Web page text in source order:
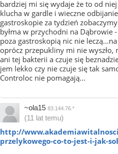
bardziej mi się wydaje że to od
klucha w gardle i wieczne
gastroskopie za tydzień
byłma w przychodni na Dąbrowie
poza gastroskopią nic nie
oprócz przepukliny mi nie wyszło,
ani tej bakterii a czuje się
jem lekko czy nie czuje się tak
Controloc nie pomagają...
~ola15 83.144.76.*
(11 lat temu)
http://
przelykowego-co-to-jest-i-jak-